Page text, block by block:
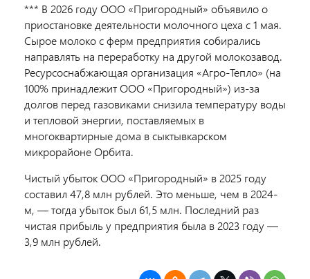
*** В 2026 году ООО «Пригородный» объявило о
приостановке деятельности молочного цеха с 1 мая.
Сырое молоко с ферм предприятия собирались
направлять на переработку на другой молокозавод.
Ресурсоснабжающая организация «Агро-Тепло» (на
100% принадлежит ООО «Пригородный») из-за
долгов перед газовиками снизила температуру воды
и тепловой энергии, поставляемых в
многоквартирные дома в сыктывкарском
микрорайоне Орбита.
Чистый убыток ООО «Пригородный» в 2025 году
составил 47,8 млн рублей. Это меньше, чем в 2024-
м, — тогда убыток был 61,5 млн. Последний раз
чистая прибыль у предприятия была в 2023 году —
3,9 млн рублей.